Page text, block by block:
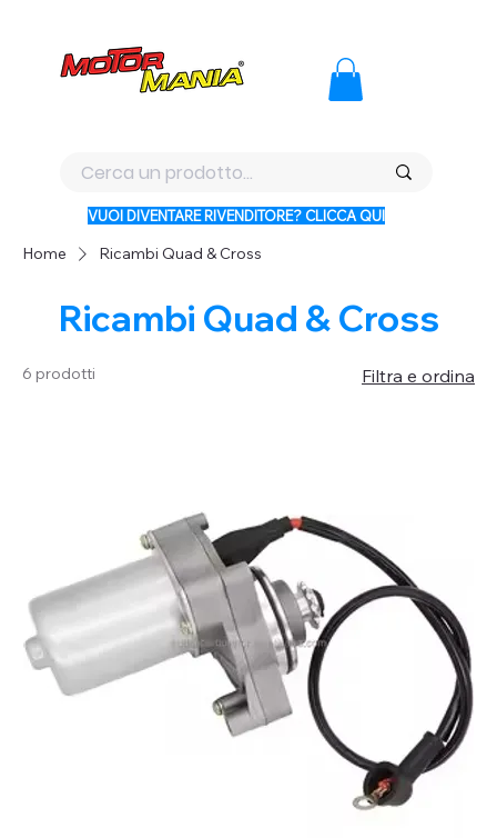
VUOI DIVENTARE RIVENDITORE? CLICCA QUI
Home Ricambi Quad & Cross
Ricambi Quad & Cross
6 prodotti Filtra e ordina